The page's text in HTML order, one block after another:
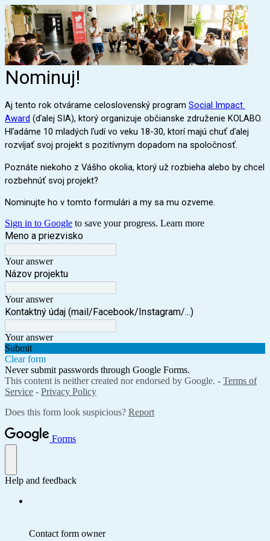
Nominuj!
Aj tento rok otvárame celoslovenský program Social Impact
Award (ďalej SIA), ktorý organizuje občianske združenie KOLABO.
Hľadáme 10 mladých ľudí vo veku 18-30, ktorí majú chuť ďalej
rozvíjať svoj projekt s pozitívnym dopadom na spoločnosť.
Poznáte niekoho z Vášho okolia, ktorý už rozbieha alebo by chcel
rozbehnúť svoj projekt?
Nominujte ho v tomto formulári a my sa mu ozveme.
Sign in to Google to save your progress. Learn more
Meno a priezvisko
Your answer
Názov projektu
Your answer
Kontaktný údaj (mail/Facebook/Instagram/...)
Your answer
Submit
Clear form
Never submit passwords through Google Forms.
This content is neither created nor endorsed by Google. - Terms of
Service - Privacy Policy
Does this form look suspicious? Report
Forms
Help and feedback
Contact form owner